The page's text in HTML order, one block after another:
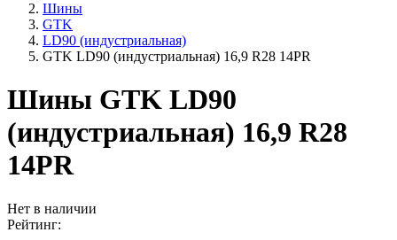
Шины
GTK
LD90 (индустриальная)
GTK LD90 (индустриальная) 16,9 R28 14PR
Шины GTK LD90
(индустриальная) 16,9 R28
14PR
Нет в наличии
Рейтинг: